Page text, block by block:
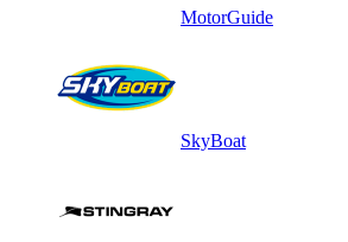
MotorGuide
SkyBoat